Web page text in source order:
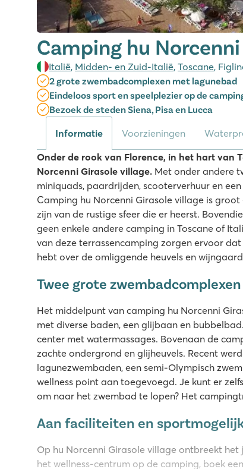
Camping hu
Italië, Midden- en Zuid-Italië, Toscane,
2 grote zwembadcomplexen met lagunebad
Eindeloos sport en speelplezier op de
Bezoek de steden Siena, Pisa en Lucca
Informatie Voorzieningen
Onder de rook van Florence, in het hart van
Norcenni Girasole village. Met onder andere
miniquads, paardrijden, scooterverhuur en
Camping hu Norcenni Girasole village is
zijn van de rustige sfeer die er heerst.
geen enkele andere camping in Toscane of
van deze terrassencamping zorgen ervoor
hebt over de omliggende heuvels en
Twee grote
Het middelpunt van camping hu Norcenni
met diverse baden, een glijbaan en
center met watermassages. Bovenaan de
zachte ondergrond en glijheuvels. Recent
lagunezwembaden, een semi-Olympisch
wellness point aan toegevoegd. Je kunt er
om naar het zwembad te lopen? Het
Aan faciliteiten en
Op hu Norcenni Girasole village ontbreekt
het wellness-centrum op de camping, boek